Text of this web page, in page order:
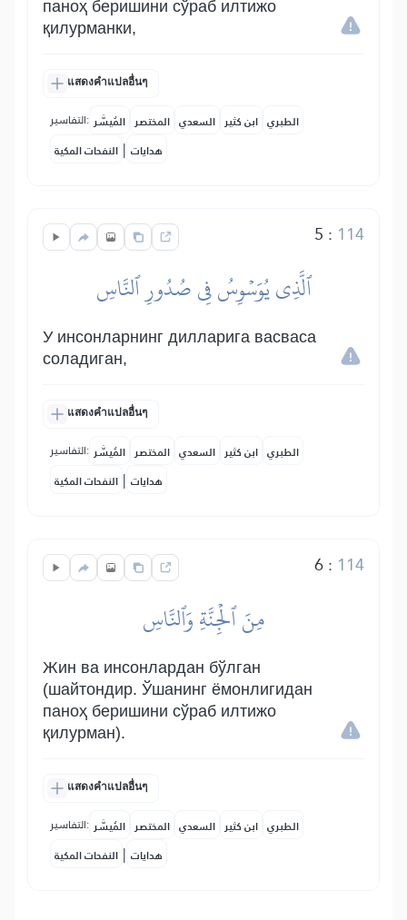
паноҳ беришини сўраб илтижо
қилурманки,
แสดงคำแปลอื่นๆ
التفاسير: المُيسَّر المختصر السعدي ابن كثير الطبري
النفحات المكية | هدايات
5 : 114
ٱلَّذِي يُوَسۡوِسُ فِي صُدُورِ ٱلنَّاسِ
У инсонларнинг дилларига васваса
соладиган,
แสดงคำแปลอื่นๆ
التفاسير: المُيسَّر المختصر السعدي ابن كثير الطبري
النفحات المكية | هدايات
6: 114
مِنَ ٱلۡجِنَّةِ وَٱلنَّاسِ
Жин ва инсонлардан бўлган
(шайтондир. Ўшанинг ёмонлигидан
паноҳ беришини сўраб илтижо
қилурман).
แสดงคำแปลอื่นๆ
التفاسير: المُيسَّر المختصر السعدي ابن كثير الطبري
النفحات المكية | هدايات